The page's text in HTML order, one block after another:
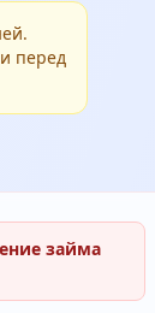
перед
займа